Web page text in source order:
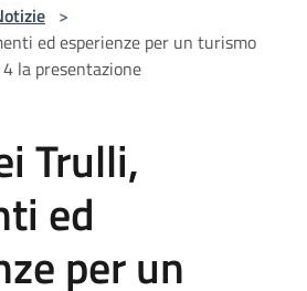
>
ed esperienze per un turismo
la presentazione
Trulli,
ed
per un